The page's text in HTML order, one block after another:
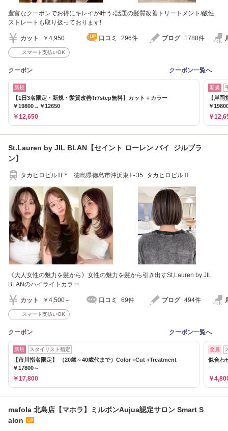
豊富なクーポンでお得にキレイが叶う♪話題の髪質改善トリートメント/酸性
ストレートも取り扱っております!
カット ￥4,950 口コミ 296件 ブログ 1788件
スマート支払いOK
クーポン クーポン一覧へ
新規
【1日3名限定・新規・髪質改善Tr7step無料】カット＋カラー
￥19800→￥12650
￥12,650
新規
【岸
￥
￥
St.Lauren by JIL BLAN【セイント ローレン バイ ジルブラ
ン】
タカヒロビル1F* 徳島県徳島市沖浜東1-35 タカヒロビル1F
《大人女性の魅力を髪から》女性の魅力を髪から引き出すSt,Lauren by JIL
BLANのハイライトカラー
カット ￥4,500～ 口コミ 69件 ブログ 494件
スマート支払いOK
クーポン クーポン一覧へ
新規 スタイリスト指定
【市川指名限定】 （20歳～40歳代まで）Color +Cut +Treatment
￥17800～
￥17,800
全員
似合わ
￥
mafola 北島店【マホラ】ミルボンAujua認定サロン Smart S
alon